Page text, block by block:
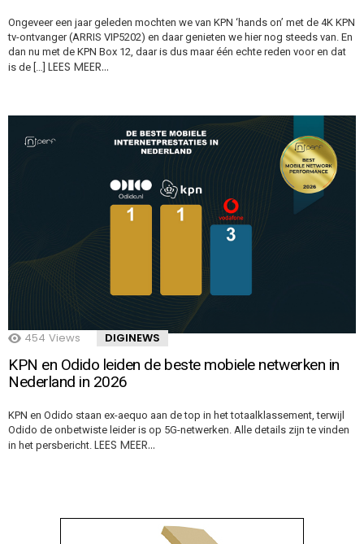
Ongeveer een jaar geleden mochten we van KPN ‘hands on’ met de 4K KPN
tv-ontvanger (ARRIS VIP5202) en daar genieten we hier nog steeds van. En
dan nu met de KPN Box 12, daar is dus maar één echte reden voor en dat
is de […] LEES MEER…
454 Views DIGINEWS
KPN en Odido leiden de beste mobiele netwerken in
Nederland in 2026
KPN en Odido staan ex-aequo aan de top in het totaalklassement, terwijl
Odido de onbetwiste leider is op 5G-netwerken. Alle details zijn te vinden
in het persbericht. LEES MEER…